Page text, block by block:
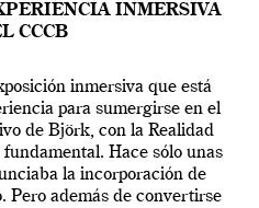
INMERSIVA
CCCB
inmersiva que está
para sumergirse en el
de Björk, con la Realidad
Hace sólo unas
la incorporación de
Pero además de convertirse